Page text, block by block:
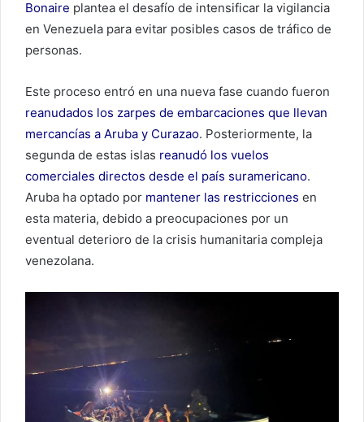
Bonaire plantea el desafío de intensificar la vigilancia
en Venezuela para evitar posibles casos de tráfico de
personas.
Este proceso entró en una nueva fase cuando fueron
reanudados los zarpes de embarcaciones que llevan
mercancías a Aruba y Curazao. Posteriormente, la
segunda de estas islas reanudó los vuelos
comerciales directos desde el país suramericano.
Aruba ha optado por mantener las restricciones en
esta materia, debido a preocupaciones por un
eventual deterioro de la crisis humanitaria compleja
venezolana.